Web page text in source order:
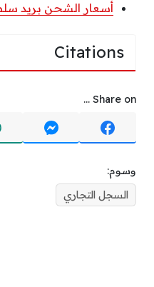
أسعار الشحن بريد
Citations
Share on ...
وسوم:
السجل التجاري